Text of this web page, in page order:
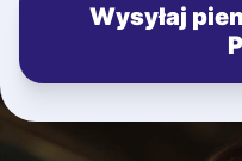
Wysyłaj